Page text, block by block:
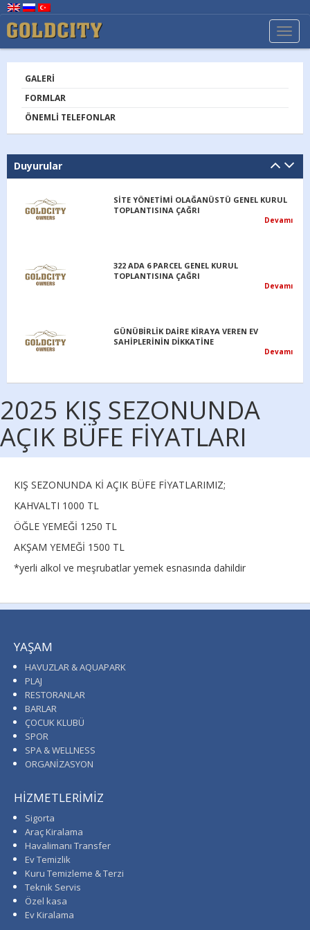
GALERI
FORMLAR
ÖNEMLI TELEFONLAR
Duyurular
SİTE YÖNETİMİ OLAĞANÜSTÜ GENEL KURUL
TOPLANTISINA ÇAĞRI
Devamı
322 ADA 6 PARCEL GENEL KURUL
TOPLANTISINA ÇAĞRI
Devamı
GÜNÜBİRLİK DAİRE KİRAYA VEREN EV
SAHİPLERİNİN DİKKATİNE
Devamı
2025 KIŞ SEZONUNDA
AÇIK BÜFE FİYATLARI
KIŞ SEZONUNDA Kİ AÇIK BÜFE FİYATLARIMIZ;
KAHVALTI 1000 TL
ÖĞLE YEMEĞİ 1250 TL
AKŞAM YEMEĞİ 1500 TL
*yerli alkol ve meşrubatlar yemek esnasında dahildir
YAŞAM
HAVUZLAR & AQUAPARK
PLAJ
RESTORANLAR
BARLAR
ÇOCUK KLUBÜ
SPOR
SPA & WELLNESS
ORGANİZASYON
HİZMETLERİMİZ
Sigorta
Araç Kiralama
Havalimanı Transfer
Ev Temizlik
Kuru Temizleme & Terzi
Teknik Servis
Özel kasa
Ev Kiralama